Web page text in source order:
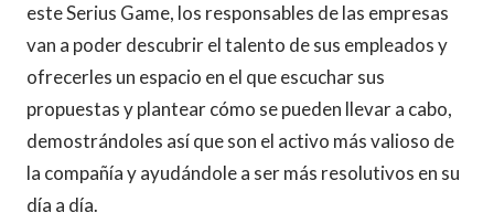
este Serius Game, los responsables de las empresas
van a poder descubrir el talento de sus empleados y
ofrecerles un espacio en el que escuchar sus
propuestas y plantear cómo se pueden llevar a cabo,
demostrándoles así que son el activo más valioso de
la compañía y ayudándole a ser más resolutivos en su
día a día.